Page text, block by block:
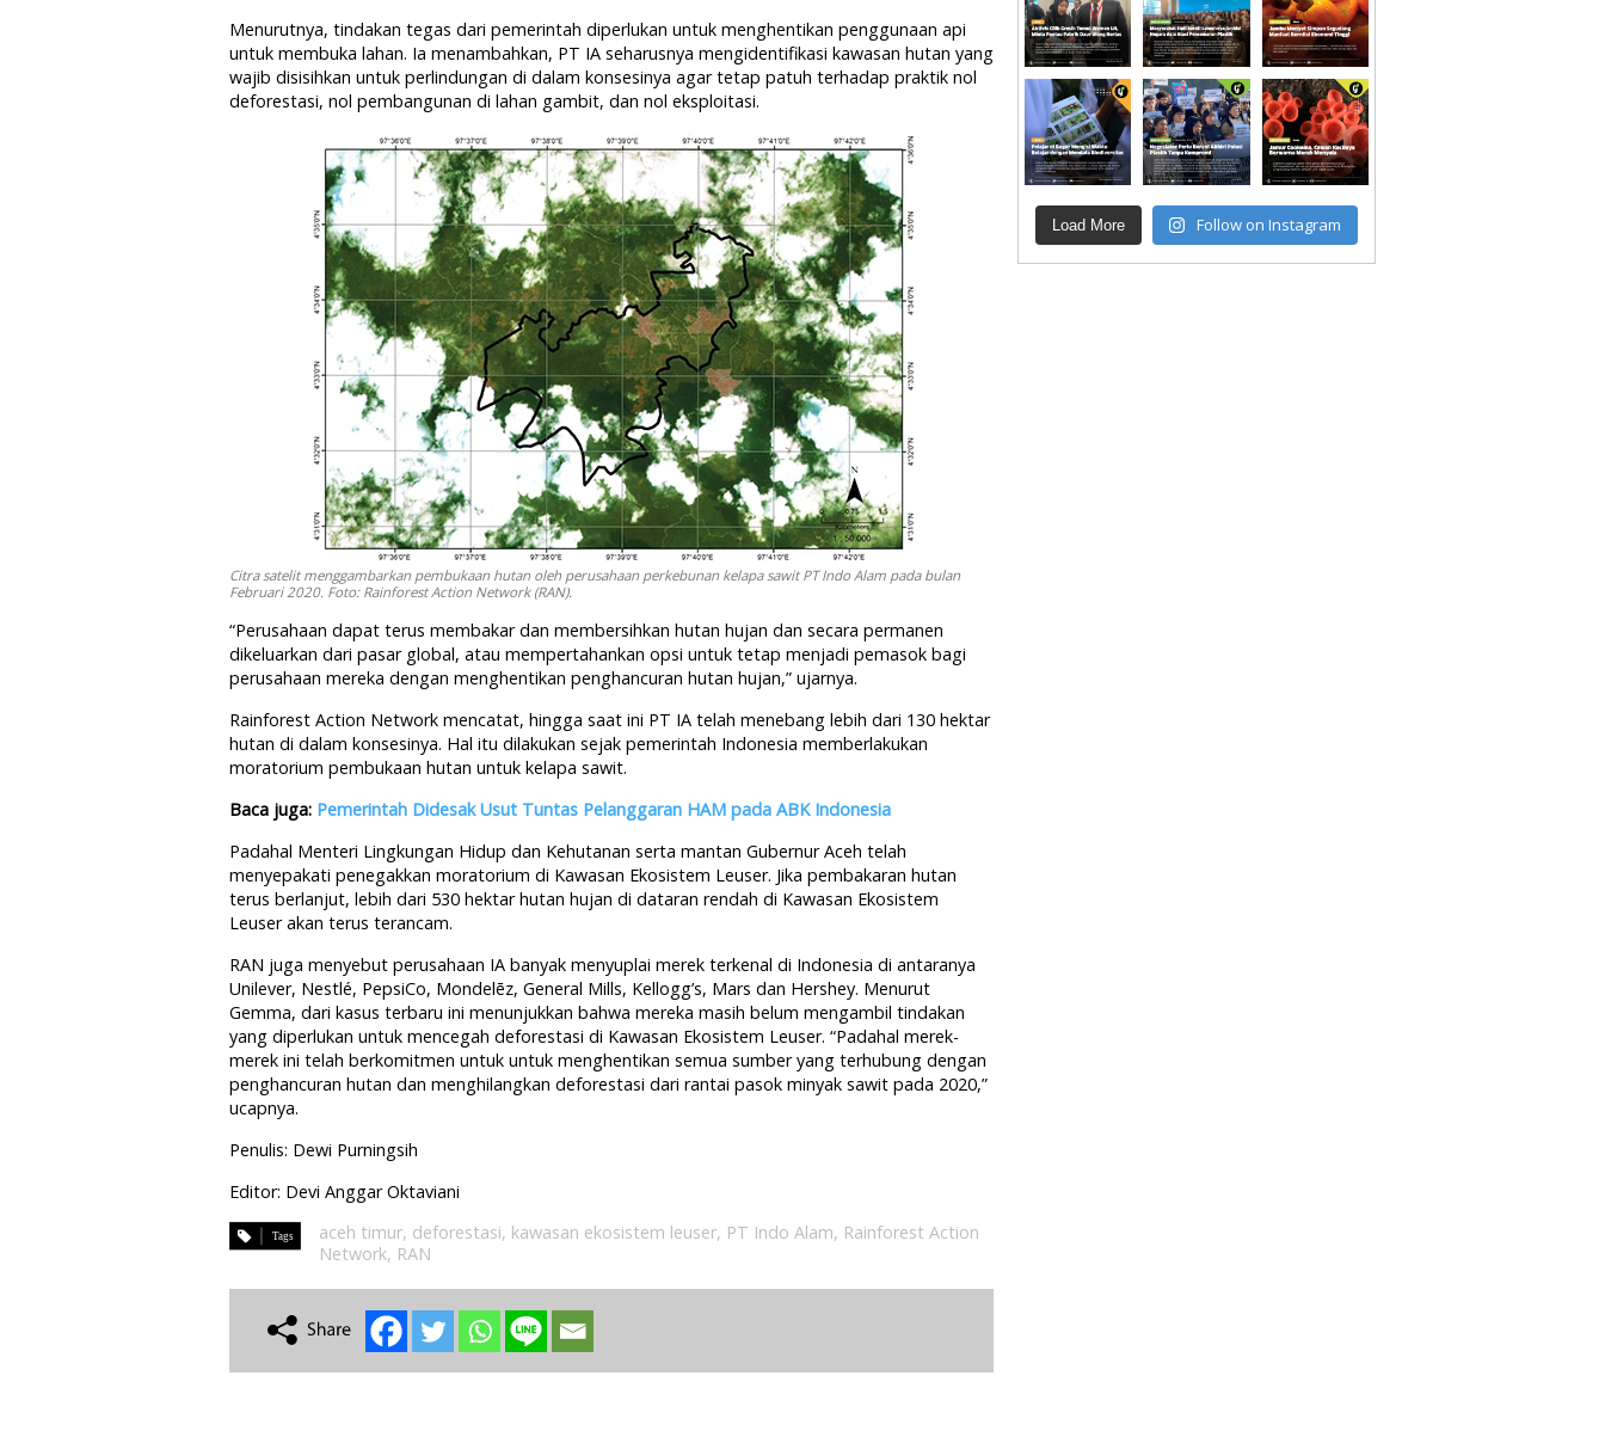
Menurutnya, tindakan tegas dari pemerintah diperlukan untuk menghentikan penggunaan api
untuk membuka lahan. Ia menambahkan, PT IA seharusnya mengidentifikasi kawasan hutan yang
wajib disisihkan untuk perlindungan di dalam konsesinya agar tetap patuh terhadap praktik nol
deforestasi, nol pembangunan di lahan gambit, dan nol eksploitasi.
Citra satelit menggambarkan pembukaan hutan oleh perusahaan perkebunan kelapa sawit PT Indo Alam pada bulan
Februari 2020. Foto: Rainforest Action Network (RAN).
“Perusahaan dapat terus membakar dan membersihkan hutan hujan dan secara permanen
dikeluarkan dari pasar global, atau mempertahankan opsi untuk tetap menjadi pemasok bagi
perusahaan mereka dengan menghentikan penghancuran hutan hujan,” ujarnya.
Rainforest Action Network mencatat, hingga saat ini PT IA telah menebang lebih dari 130 hektar
hutan di dalam konsesinya. Hal itu dilakukan sejak pemerintah Indonesia memberlakukan
moratorium pembukaan hutan untuk kelapa sawit.
Baca juga: Pemerintah Didesak Usut Tuntas Pelanggaran HAM pada ABK Indonesia
Padahal Menteri Lingkungan Hidup dan Kehutanan serta mantan Gubernur Aceh telah
menyepakati penegakkan moratorium di Kawasan Ekosistem Leuser. Jika pembakaran hutan
terus berlanjut, lebih dari 530 hektar hutan hujan di dataran rendah di Kawasan Ekosistem
Leuser akan terus terancam.
RAN juga menyebut perusahaan IA banyak menyuplai merek terkenal di Indonesia di antaranya
Unilever, Nestlé, PepsiCo, Mondelēz, General Mills, Kellogg’s, Mars dan Hershey. Menurut
Gemma, dari kasus terbaru ini menunjukkan bahwa mereka masih belum mengambil tindakan
yang diperlukan untuk mencegah deforestasi di Kawasan Ekosistem Leuser. “Padahal merek-
merek ini telah berkomitmen untuk untuk menghentikan semua sumber yang terhubung dengan
penghancuran hutan dan menghilangkan deforestasi dari rantai pasok minyak sawit pada 2020,”
ucapnya.
Penulis: Dewi Purningsih
Editor: Devi Anggar Oktaviani
aceh timur, deforestasi, kawasan ekosistem leuser, PT Indo Alam, Rainforest Action
Network, RAN
Load More Follow on Instagram